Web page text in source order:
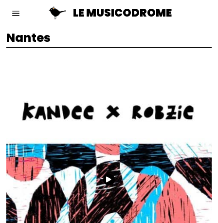
LE MUSICODROME
Nantes